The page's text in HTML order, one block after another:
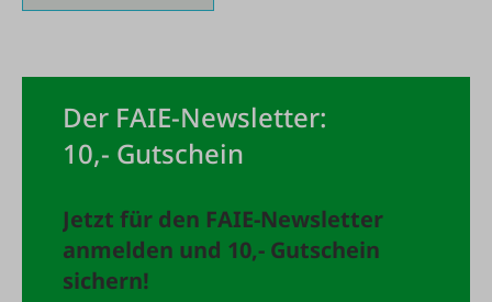
Der FAIE-Newsletter:
10,- Gutschein
Jetzt für den FAIE-Newsletter
anmelden und 10,- Gutschein
sichern!